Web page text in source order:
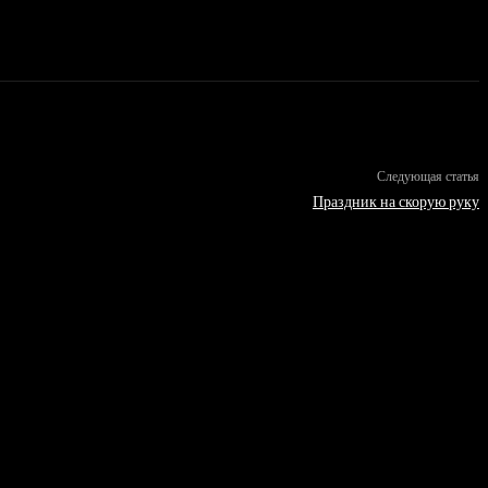
Следующая статья
Праздник на скорую руку